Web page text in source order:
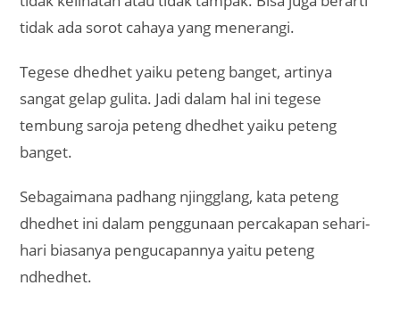
tidak ada sorot cahaya yang menerangi.
Tegese dhedhet yaiku peteng banget, artinya
sangat gelap gulita. Jadi dalam hal ini tegese
tembung saroja peteng dhedhet yaiku peteng
banget.
Sebagaimana padhang njingglang, kata peteng
dhedhet ini dalam penggunaan percakapan sehari-
hari biasanya pengucapannya yaitu peteng
ndhedhet.